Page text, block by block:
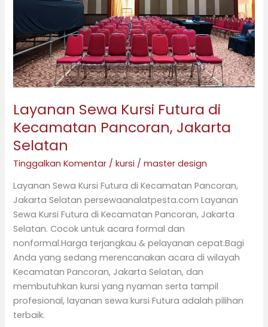
Layanan Sewa Kursi Futura di
Kecamatan Pancoran, Jakarta
Selatan
Tinggalkan Komentar /kursi /master design
Layanan Sewa Kursi Futura di Kecamatan Pancoran,
Jakarta Selatan persewaanalatpesta.com Layanan
Sewa Kursi Futura di Kecamatan Pancoran, Jakarta
Selatan. Cocok untuk acara formal dan
nonformal.Harga terjangkau & pelayanan cepat.Bagi
Anda yang sedang merencanakan acara di wilayah
Kecamatan Pancoran, Jakarta Selatan, dan
membutuhkan kursi yang nyaman serta tampil
profesional, layanan sewa kursi Futura adalah pilihan
terbaik.
Pancoran,
Jakarta
Selatan